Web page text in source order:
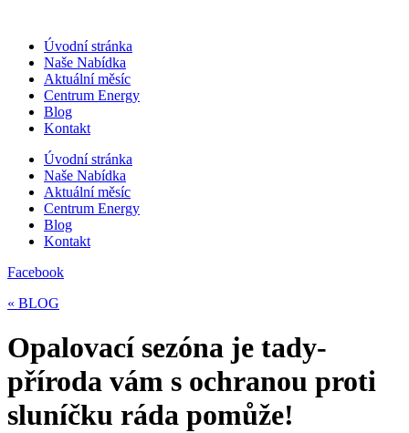
obsahuÚvodní stránka
Naše Nabídka
Aktuální měsíc
Centrum Energy
Blog
Kontakt
Úvodní stránka
Naše Nabídka
Aktuální měsíc
Centrum Energy
Blog
Kontakt
Facebook
« BLOG
Opalovací sezóna je tady-
příroda vám s ochranou proti
sluníčku ráda pomůže!